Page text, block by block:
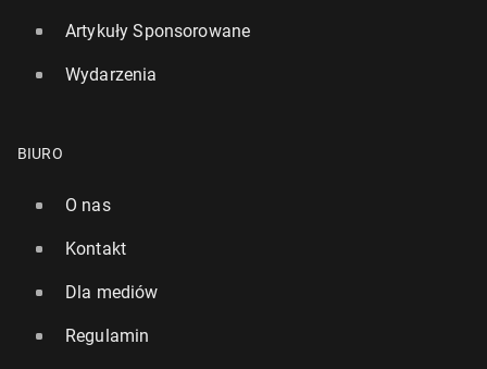
Artykuły Sponsorowane
Wydarzenia
BIURO
O nas
Kontakt
Dla mediów
Regulamin